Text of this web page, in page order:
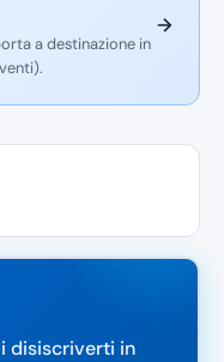
a destinazione in
disiscriverti in